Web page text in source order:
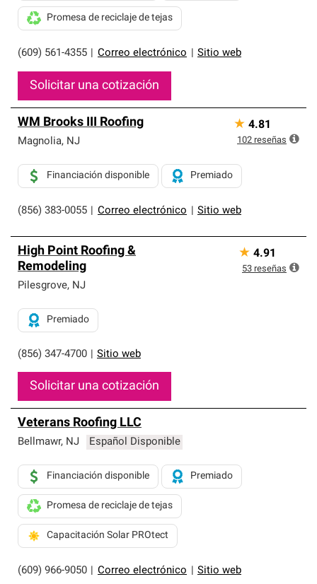
(609) 561-4355 Correo electrónico Sitio web
Promesa de reciclaje de tejas
Solicitar una cotización
WM Brooks III Roofing
Magnolia, NJ
(856) 383-0055 Correo electrónico Sitio web
Financiación disponible Premiado
★ 4.81
102 reseñas
High Point Roofing &
Remodeling
Pilesgrove, NJ
(856) 347-4700 Sitio web
Premiado
Solicitar una cotización
★ 4.91
53 reseñas
Veterans Roofing LLC
Bellmawr, NJ Español Disponible
(609) 966-9050 Correo electrónico Sitio web
Financiación disponible Premiado
Promesa de reciclaje de tejas
Capacitación Solar PROtect